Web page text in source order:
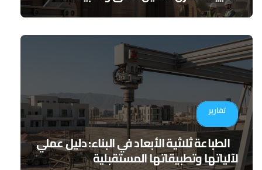
مستقبلية
تقارير
الطباعة ثلاثية الأبعاد في البناء: دليل عملي
لآلياتها وتطبيقاتها المستقبلية